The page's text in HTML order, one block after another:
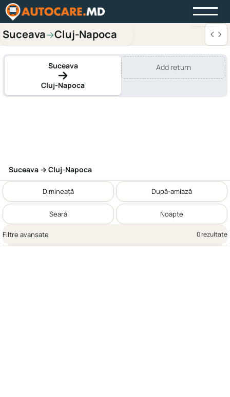
Suceava→Cluj-Napoca
Suceava
Cluj-Napoca
Add return
Suceava → Cluj-Napoca
Dimineață După-amiază
Seară Noapte
Filtre avansate 0 rezultate